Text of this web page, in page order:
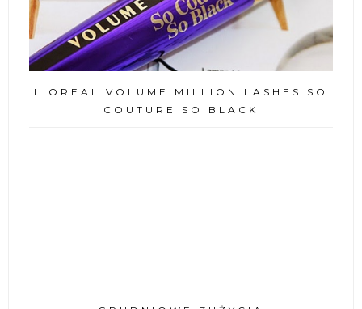
L'OREAL VOLUME MILLION LASHES SO
COUTURE SO BLACK